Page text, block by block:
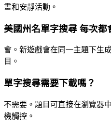
畫和安靜活動。
美國州名單字搜尋 每次都
會。新遊戲會在同一主題下生
目。
單字搜尋需要下載嗎？
不需要。題目可直接在瀏覽器
機觸控。